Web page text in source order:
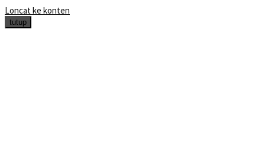
Loncat ke konten
tutup